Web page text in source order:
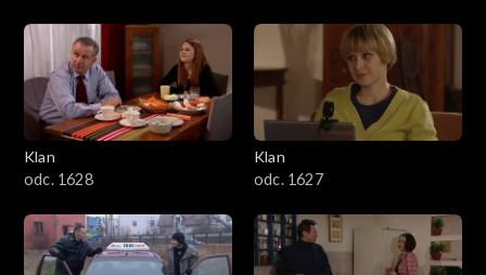
Klan
odc. 1628
Klan
odc. 1627